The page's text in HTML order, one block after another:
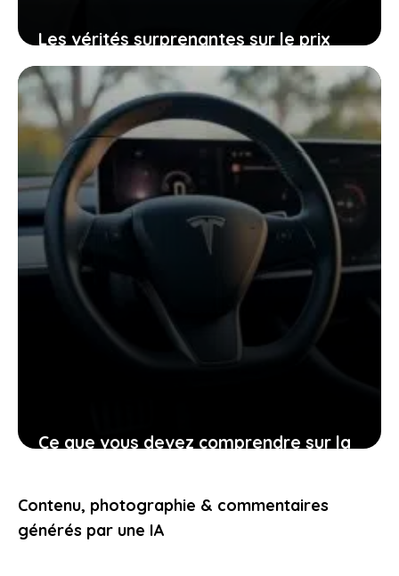
Les vérités surprenantes sur le prix
bas de la twingo électrique et l’impact
d’une technologie chinoise
14 février 2026
Ce que vous devez comprendre sur la
standard
13 février 2026
Contenu, photographie & commentaires
générés par une IA